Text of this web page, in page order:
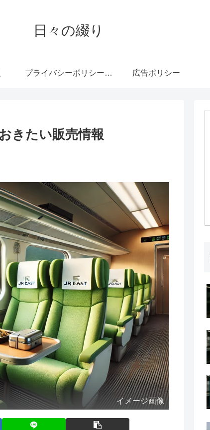
日々の綴り
プライバシーポリシー・免責事項 広告ポリシー
きたい販売情報
イメージ画像